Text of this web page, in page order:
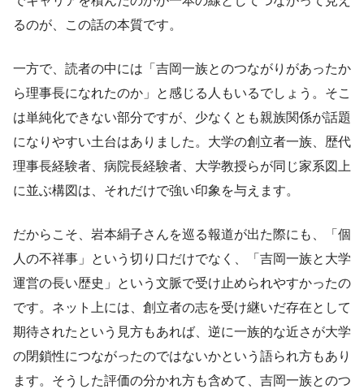
るのが、この話の本質です。
一方で、読者の中には「吉岡一族とのつながりがあったか
ら理事長になれたのか」と感じる人もいるでしょう。そこ
は単純化できない部分ですが、少なくとも親族関係が話題
になりやすい土台はありました。大学の創立者一族、歴代
理事長経験者、病院長経験者、大学教授らが同じ家系図上
に並ぶ構図は、それだけで強い印象を与えます。
だからこそ、岩本絹子さんを巡る報道が出た際にも、「個
人の不祥事」という切り口だけでなく、「吉岡一族と大学
運営の長い歴史」という文脈で受け止められやすかったの
です。ネット上には、創立者の志を受け継いだ存在として
期待されたという見方もあれば、逆に一族的な近さが大学
の閉鎖性につながったのではないかという語られ方もあり
ます。そうした評価の分かれ方も含めて、吉岡一族とのつ